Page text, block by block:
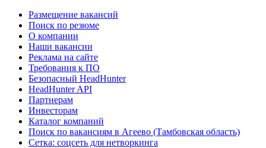
Размещение вакансий
Поиск по резюме
О компании
Наши вакансии
Реклама на сайте
Требования к ПО
Безопасный HeadHunter
HeadHunter API
Партнерам
Инвесторам
Каталог компаний
Поиск по вакансиям в Агеево (Тамбовская область)
Сетка: соцсеть для нетворкинга